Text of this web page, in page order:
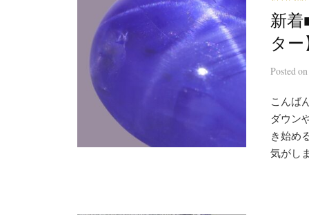
新着
タ
Postedon
こんば
ダウン
き始め
気がし